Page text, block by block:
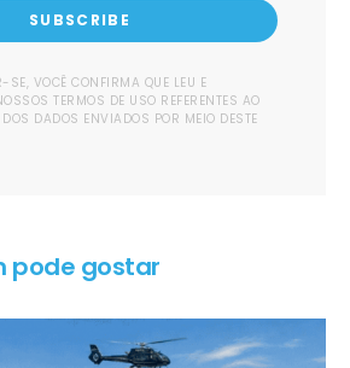
SUBSCRIBE
SE, VOCÊ CONFIRMA QUE LEU E
TERMOS DE USO REFERENTES AO
DADOS ENVIADOS POR MEIO DESTE
pode gostar